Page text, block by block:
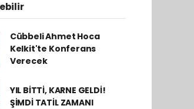
Cübbeli Ahmet Hoca
Kelkit'te Konferans
Verecek
YIL BİTTİ, KARNE GELDİ!
ŞİMDİ TATİL ZAMANI